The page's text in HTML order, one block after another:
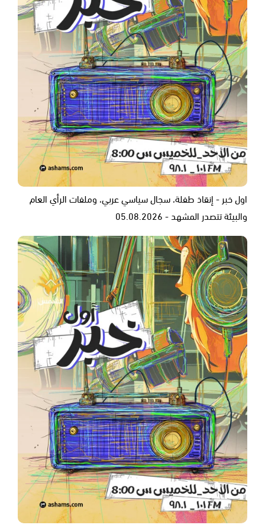
اول خبر - إنقاذ طفلة، سجال سياسي عربي، وملفات الرأي العام
والبيئة تتصدر المشهد - 05.08.2026